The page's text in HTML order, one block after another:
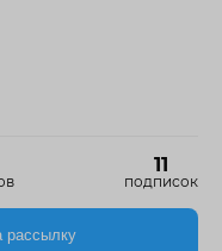
11
подписок
рассылку